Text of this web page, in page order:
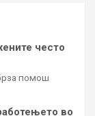
често
помош
во